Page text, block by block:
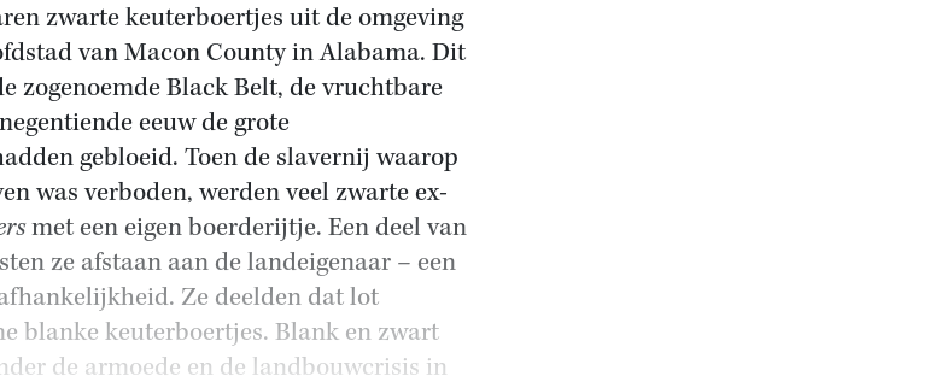
zwarte keuterboertjes uit de omgeving
van Macon County in Alabama. Dit
zogenoemde Black Belt, de vruchtbare
eeuw de grote
gebloeid. Toen de slavernij waarop
was verboden, werden veel zwarte ex-
met een eigen boerderijtje. Een deel van
ze afstaan aan de landeigenaar – een
Ze deelden dat lot
blanke keuterboertjes. Blank en zwart
de armoede en de landbouwcrisis in